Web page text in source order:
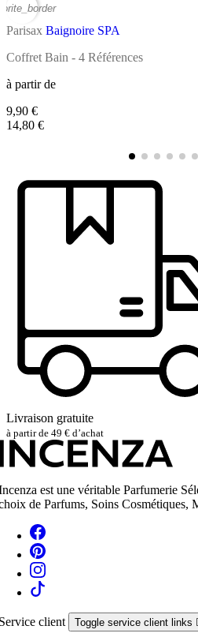
Parisax Baignoire SPA
Coffret Bain - 4 Références
à partir de
9,90 €
14,80 €
Livraison gratuite
à partir de 49 € d’achat
est une véritable Parfumerie
de Parfums, Soins Cosmétiques,
client Toggle service client links